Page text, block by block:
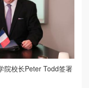
院校长Peter Todd签署